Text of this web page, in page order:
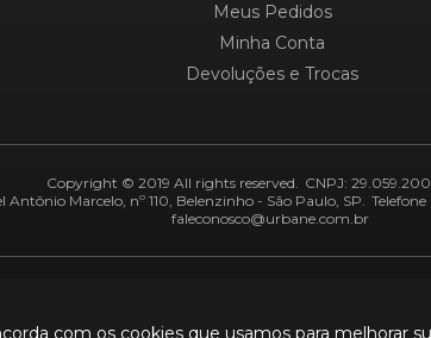
com os cookies que usamos para melhorar
Meus Pedidos
Minha Conta
Devoluções e Trocas
Copyright © 2019 All rights reserved. CNPJ:
Antônio Marcelo, nº 110, Belenzinho - São Paulo, SP.
faleconosco@urbane.com.br